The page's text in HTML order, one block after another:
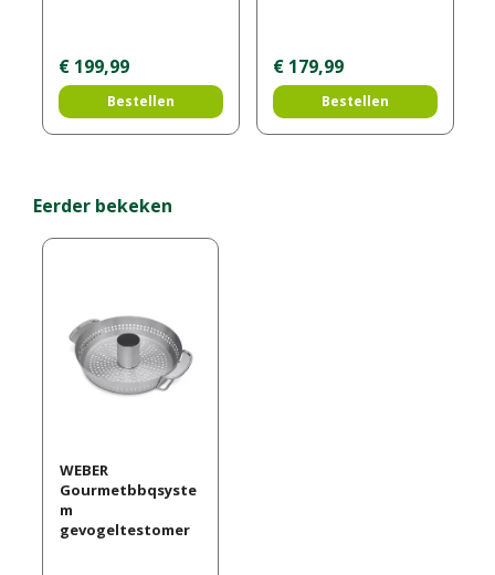
€ 199,99
Bestellen
€ 179,99
Bestellen
Eerder bekeken
WEBER
Gourmetbbqsyste
m
gevogeltestomer